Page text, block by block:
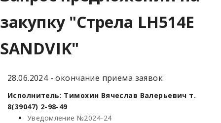
закупку "Стрела LH514E
SANDVIK"
28.06.2024 - окончание приема заявок
Исполнитель: Тимохин Вячеслав Валерьевич т.
8(39047) 2-98-49
Уведомление №2024-24